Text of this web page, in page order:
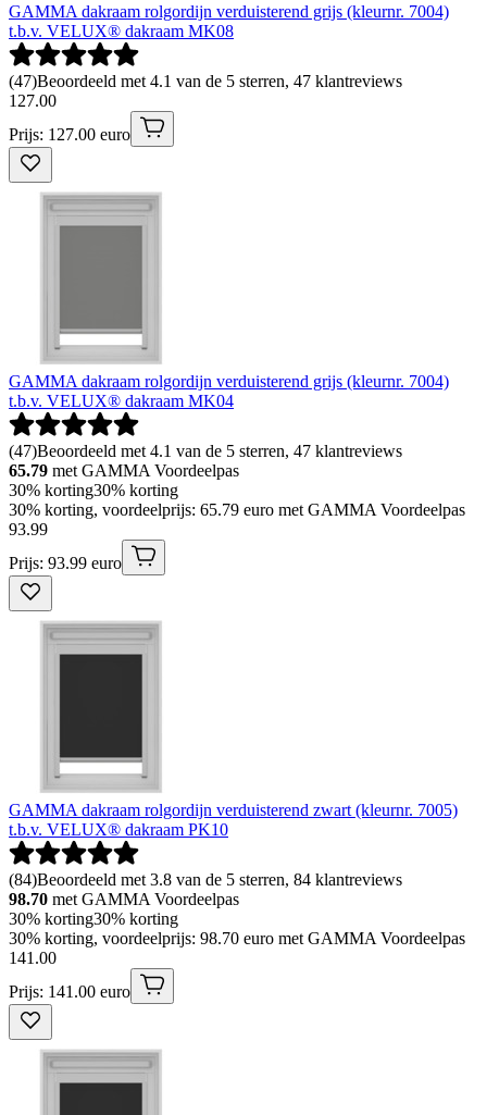
GAMMA dakraam rolgordijn verduisterend grijs (kleurnr. 7004)
t.b.v. VELUX® dakraam MK08
(47)Beoordeeld met 4.1 van de 5 sterren, 47 klantreviews
127.00
Prijs: 127.00 euro
GAMMA dakraam rolgordijn verduisterend grijs (kleurnr. 7004)
t.b.v. VELUX® dakraam MK04
(47)Beoordeeld met 4.1 van de 5 sterren, 47 klantreviews
65.79 met GAMMA Voordeelpas
30% korting30% korting
30% korting, voordeelprijs: 65.79 euro met GAMMA Voordeelpas
93.99
Prijs: 93.99 euro
GAMMA dakraam rolgordijn verduisterend zwart (kleurnr. 7005)
t.b.v. VELUX® dakraam PK10
(84)Beoordeeld met 3.8 van de 5 sterren, 84 klantreviews
98.70 met GAMMA Voordeelpas
30% korting30% korting
30% korting, voordeelprijs: 98.70 euro met GAMMA Voordeelpas
141 .00
Prijs: 141.00 euro